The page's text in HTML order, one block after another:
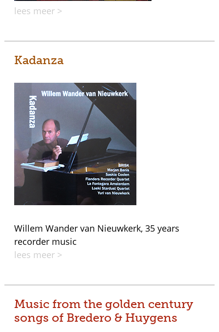
lees meer >
Kadanza
Willem Wander van Nieuwkerk, 35 years
recorder music
lees meer >
Music from the golden century
songs of Bredero & Huygens